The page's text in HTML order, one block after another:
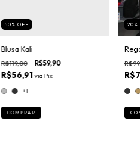
50 % OFF
Blusa Kali
R$119,00 R$59,90
R$56,91via Pix
+1
COMPRAR
20 %